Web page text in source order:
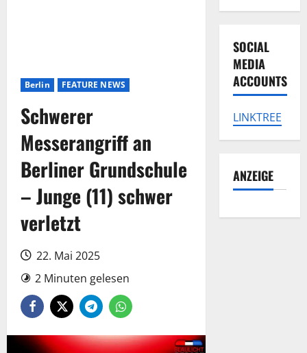
Berlin FEATURE NEWS
Schwerer
Messerangriff an
Berliner Grundschule
– Junge (11) schwer
verletzt
22. Mai 2025
2 Minuten gelesen
SOCIAL
MEDIA
ACCOUNTS
LINKTREE
ANZEIGE